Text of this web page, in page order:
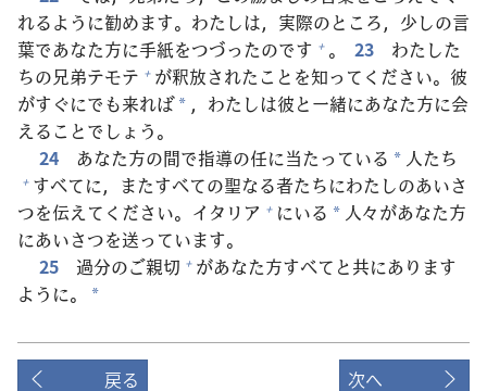
れるように勧めます。わたしは， 実際のところ， 少しの言
葉であなた方に手紙をつづったのです + 。 23
わたした
ちの兄弟テモテ + が釈放されたことを知ってください。 彼
がすぐにでも来れば * ，わたしは彼と一緒にあなた方に会
えることでしょう。
24
あなた方の間で指導の任に当たっている * 人たち
+ すべてに，またすべての聖なる者たちにわたしのあいさ
つを伝えてください。イタリア + にいる * 人々があなた方
にあいさつを送っています。
25
過分のご親切 + があなた方すべてと共にあります
ように。
*
戻る 次へ